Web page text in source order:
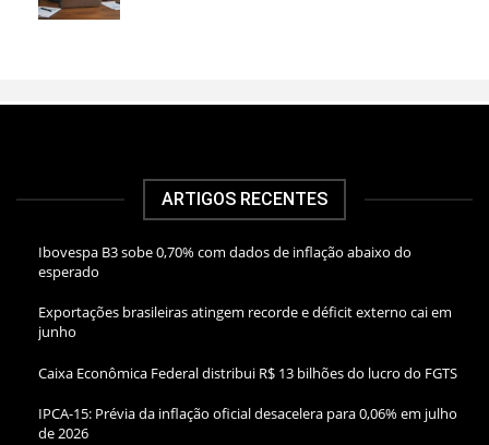
ARTIGOS RECENTES
Ibovespa B3 sobe 0,70% com dados de inflação abaixo do
esperado
Exportações brasileiras atingem recorde e déficit externo cai em
junho
Caixa Econômica Federal distribui R$ 13 bilhões do lucro do FGTS
IPCA-15: Prévia da inflação oficial desacelera para 0,06% em julho
de 2026